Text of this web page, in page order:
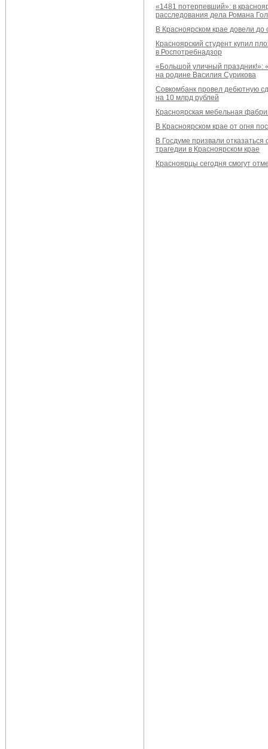
«1481 потерпевший»: в
расследования дела Романа
В Красноярском крае довели
Красноярский студент купил
в Роспотребнадзор
«Большой уличный праздник!»:
на родине Василия Сурикова
Совкомбанк провел дебютную
на 10 млрд рублей
Красноярская мебельная
В Красноярском крае от огня
В Госдуме призвали
трагедии в Красноярском крае
Красноярцы сегодня смогут